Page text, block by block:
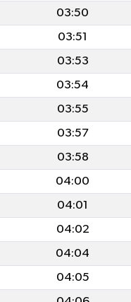
03:50
03:51
03:53
03:54
03:55
03:57
03:58
04:00
04:01
04:02
04:04
04:05